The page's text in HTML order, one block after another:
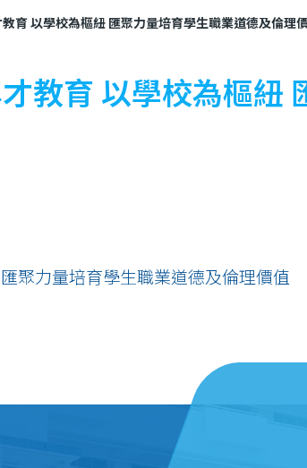
育 以學校為樞紐 匯聚力量培育學生職業道德及倫理
教育 以學校為樞紐
聚力量培育學生職業道德及倫理價值